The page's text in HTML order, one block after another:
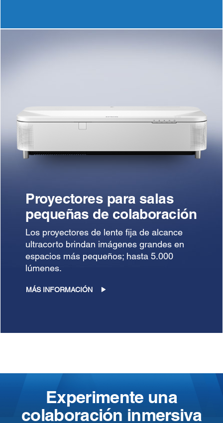
Proyectores para salas
pequeñas de colaboración
Los proyectores de lente fija de alcance
ultracorto brindan imágenes grandes en
espacios más pequeños; hasta 5.000
lúmenes.
MÁS INFORMACIÓN
Experimente una
colaboración inmersiva